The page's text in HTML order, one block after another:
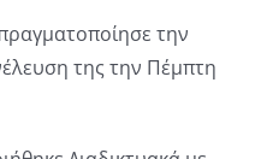
την
της την Πέμπτη